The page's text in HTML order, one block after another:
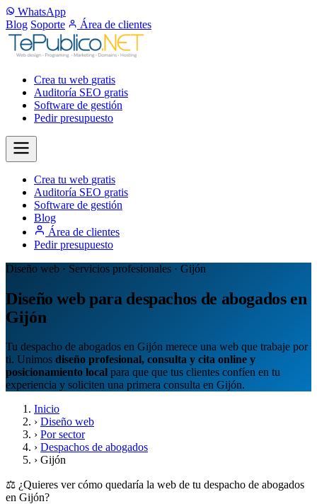
WhatsApp
Blog Soporte Área de clientes
Crea tu web gratis
Auditoría SEO gratis
Software de gestión
Pedir presupuesto
Crea tu web gratis
Auditoría SEO gratis
Software de gestión
Blog
Área de clientes
Pedir presupuesto
Diseño web · Servicios profesionales · Gijón
Diseño web para despachos de abogados en
Gijón
Tu despacho de abogados en Gijón merece una web que trabaje por
ti. Unimos diseño profesional, consulta y cita online y
posicionamiento local para que que tus clientes confíen en tu
experiencia y soliciten una primera consulta en Gijón.
Inicio
› Diseño web
› Por sector
› Despachos de abogados
› Gijón
⚖️ ¿Quieres ver cómo quedaría la web de tu despacho de abogados
en Gijón?